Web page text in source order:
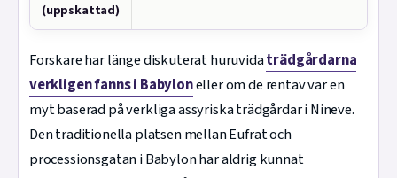
(uppskattad)
Forskare har länge diskuterat huruvidaträdgårdarna
verkligen fanns i Babyloneller om de rentav var en
myt baserad på verkliga assyriska trädgårdar i Nineve.
Den traditionella platsen mellan Eufrat och
processionsgatan i Babylon har aldrig kunnat